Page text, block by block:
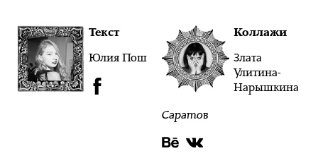
Текст
Юлия Пош
Коллажи
Злата
Улитина-
Нарышкина
Саратов